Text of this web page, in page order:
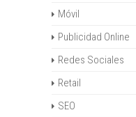
Móvil
Publicidad Online
Redes Sociales
Retail
SEO